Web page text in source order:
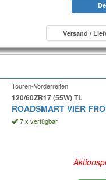
Versand /
Touren-Vorderreifen
120/60ZR17 (55W) TL
ROADSMART VIER
7 x verfügbar